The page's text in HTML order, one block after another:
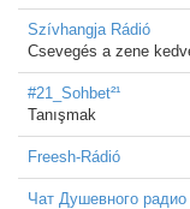
Szívhangja Rádió
Csevegés a zene
#21_Sohbet²¹
Tanışmak
Freesh-Rádió
Чат Душевного радио